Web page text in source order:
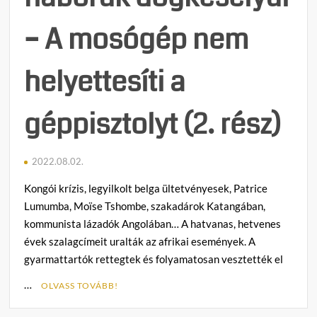
– A mosógép nem
helyettesíti a
géppisztolyt (2. rész)
2022.08.02.
Kongói krízis, legyilkolt belga ültetvényesek, Patrice
Lumumba, Moïse Tshombe, szakadárok Katangában,
kommunista lázadók Angolában… A hatvanas, hetvenes
évek szalagcímeit uralták az afrikai események. A
gyarmattartók rettegtek és folyamatosan vesztették el
…
OLVASS TOVÁBB!